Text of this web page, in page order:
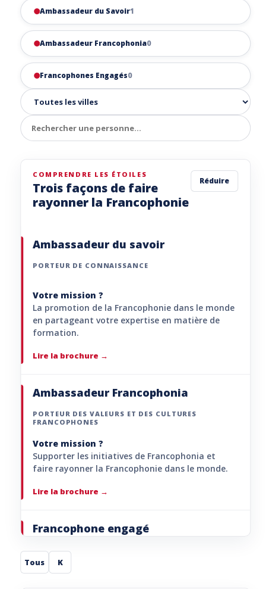
Ambassadeur du Savoir1
Ambassadeur Francophonia0
Francophones Engagés0
COMPRENDRE LES ÉTOILES
Trois façons de faire
rayonner la Francophonie
Réduire
Ambassadeur du savoir
PORTEUR DE CONNAISSANCE
Votre mission ?
La promotion de la Francophonie dans le monde
en partageant votre expertise en matière de
formation.
Lire la brochure
Ambassadeur Francophonia
PORTEUR DES VALEURS ET DES CULTURES
FRANCOPHONES
Votre mission ?
Supporter les initiatives de Francophonia et
faire rayonner la Francophonie dans le monde.
Lire la brochure
Francophone engagé
PORTEUR DE PROJETS
Tous K